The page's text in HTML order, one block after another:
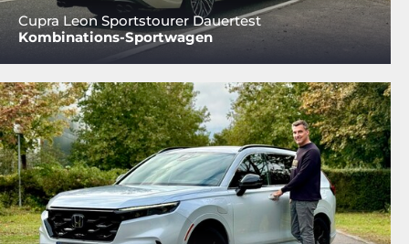
Cupra Leon Sportstourer Dauertest
Kombinations-Sportwagen